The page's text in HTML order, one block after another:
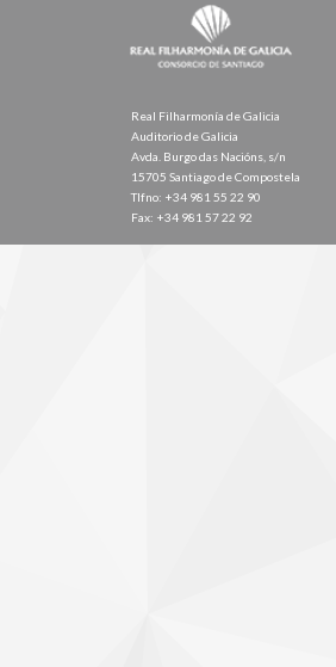
Real Filharmonía de Galicia
Auditorio de Galicia
Avda. Burgo das Nacións, s/n
15705 Santiago de Compostela
Tlfno: +34 981 55 22 90
Fax: +34 981 57 22 92